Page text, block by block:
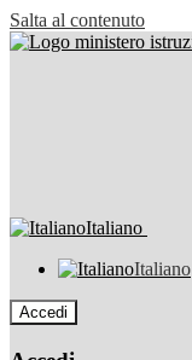
Salta al contenuto
Italiano
Italiano
Accedi